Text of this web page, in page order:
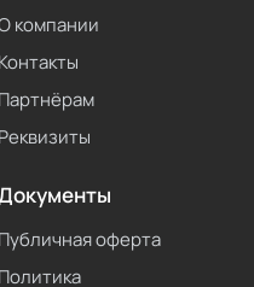
компании
Контакты
Партнёрам
Реквизиты
Публичная оферта
Политика